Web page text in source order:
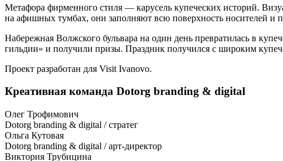
Метафора фирменного стиля — карусель купеческих историй.
на афишных тумбах, они заполняют всю поверхность носителей и
Набережная Волжского бульвара на один день превратилась в
гильдии» и получили призы. Праздник получился с широким
Проект разработан для Visit Ivanovo.
Креативная команда Dotorg branding & digital
Олег Трофимович
Dotorg branding & digital / стратег
Ольга Кутовая
Dotorg branding & digital / арт-директор
Виктория Трубицина